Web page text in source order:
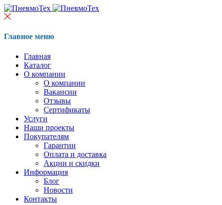
Главное меню
Главная
Каталог
О компании
О компании
Вакансии
Отзывы
Сертификаты
Услуги
Наши проекты
Покупателям
Гарантии
Оплата и доставка
Акции и скидки
Информация
Блог
Новости
Контакты